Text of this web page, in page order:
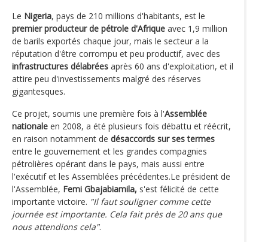
Le Nigeria, pays de 210 millions d'habitants, est le
premier producteur de pétrole d'Afrique avec 1,9 million
de barils exportés chaque jour, mais le secteur a la
réputation d'être corrompu et peu productif, avec des
infrastructures délabrées après 60 ans d'exploitation, et il
attire peu d'investissements malgré des réserves
gigantesques.
Ce projet, soumis une première fois à l'Assemblée
nationale en 2008, a été plusieurs fois débattu et réécrit,
en raison notamment de désaccords sur ses termes
entre le gouvernement et les grandes compagnies
pétrolières opérant dans le pays, mais aussi entre
l'exécutif et les Assemblées précédentes.Le président de
l'Assemblée, Femi Gbajabiamila, s'est félicité de cette
importante victoire. "Il faut souligner comme cette
journée est importante. Cela fait près de 20 ans que
nous attendions cela".